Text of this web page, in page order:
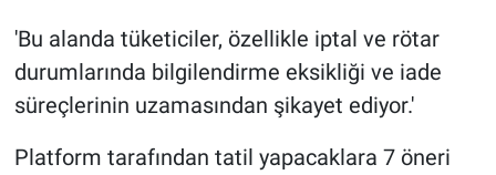
'Bu alanda tüketiciler, özellikle iptal ve rötar
durumlarında bilgilendirme eksikliği ve iade
süreçlerinin uzamasından şikayet ediyor.'
Platform tarafından tatil yapacaklara 7 öneri